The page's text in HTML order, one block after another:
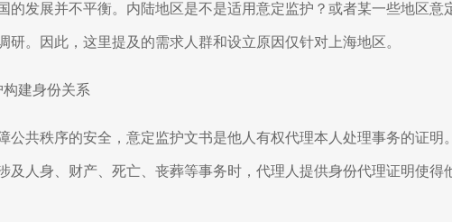
的发展并不平衡。内陆地区是不是适用意定监护？或者某一些地区意
研。因此，这里提及的需求人群和设立原因仅针对上海地区。
构建身份关系
公共秩序的安全，意定监护文书是他人有权代理本人处理事务的证明
及人身、财产、死亡、丧葬等事务时，代理人提供身份代理证明使得